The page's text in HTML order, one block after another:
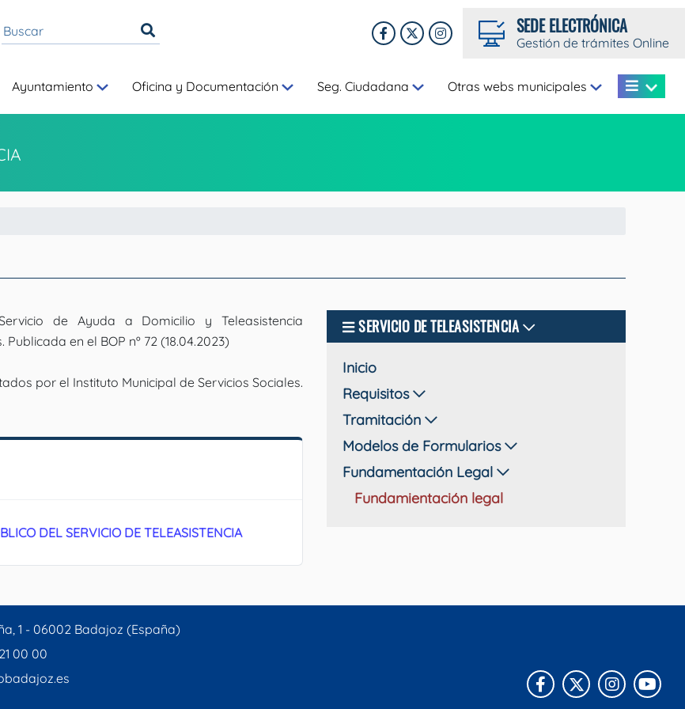
SEDE ELECTRÓNICA
Gestión de trámites Online
Ayuntamiento Oficina y Documentación Seg. Ciudadana Otras webs municipales
de Ayuda a Domicilio y Teleasistencia
en el BOP nº 72 (18.04.2023)
por el Instituto Municipal de Servicios Sociales.
DEL SERVICIO DE TELEASISTENCIA
SERVICIO DE TELEASISTENCIA
Inicio
Requisitos
Tramitación
Modelos de Formularios
Fundamentación Legal
Fundamientación legal
1 - 06002 Badajoz (España)
00 00
Facebook
X